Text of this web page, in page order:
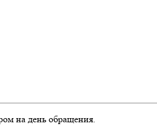
на день обращения.